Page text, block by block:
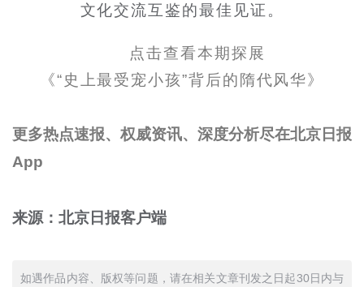
文化交流互鉴的最佳见证。
点击查看本期探展
《“史上最受宠小孩”背后的隋代风华》
更多热点速报、权威资讯、深度分析尽在北京日报
App
来源：北京日报客户端
如遇作品内容、版权等问题，请在相关文章刊发之日起30日内与